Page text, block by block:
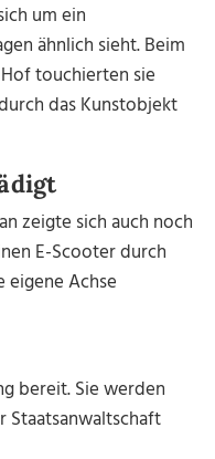
um ein
ähnlich sieht. Beim
touchierten sie
das Kunstobjekt
zeigte sich auch noch
E-Scooter durch
eigene Achse
bereit. Sie werden
Staatsanwaltschaft